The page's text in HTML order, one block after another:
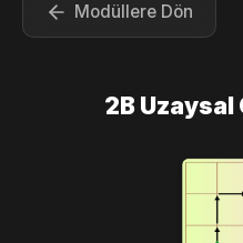
Modüllere Dön
2B